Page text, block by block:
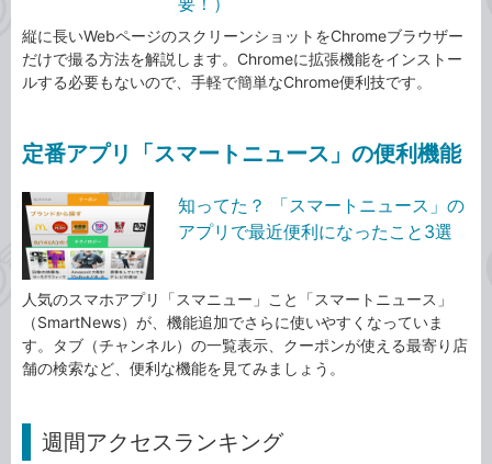
縦に長いWebページのスクリーンショットをChromeブラウザー
だけで撮る方法を解説します。Chromeに拡張機能をインストー
ルする必要もないので、手軽で簡単なChrome便利技です。
定番アプリ「スマートニュース」の便利機能
知ってた？ 「スマートニュース」の
アプリで最近便利になったこと3選
人気のスマホアプリ「スマニュー」こと「スマートニュース」
（SmartNews）が、機能追加でさらに使いやすくなっていま
す。タブ（チャンネル）の一覧表示、クーポンが使える最寄り店
舗の検索など、便利な機能を見てみましょう。
週間アクセスランキング